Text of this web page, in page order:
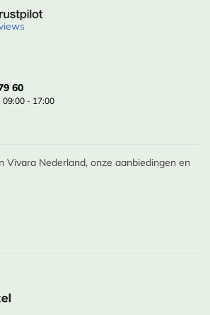
60
09:00 - 17:00
Vivara Nederland, onze aanbiedingen en